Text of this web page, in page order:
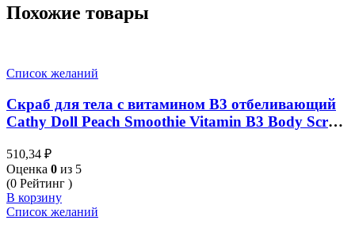
Похожие товары
Список желаний
Скраб для тела с витамином B3 отбеливающий
Cathy Doll Peach Smoothie Vitamin B3 Body Scrub
510,34 ₽
Оценка 0 из 5
(0 Рейтинг )
В корзину
Список желаний